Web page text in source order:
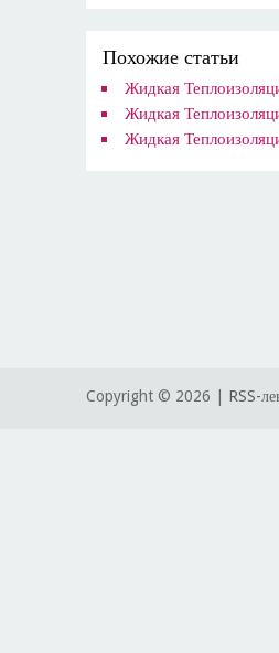
Похожие статьи
Жидкая
Жидкая
Жидкая
Copyright © 2026 | RSS-